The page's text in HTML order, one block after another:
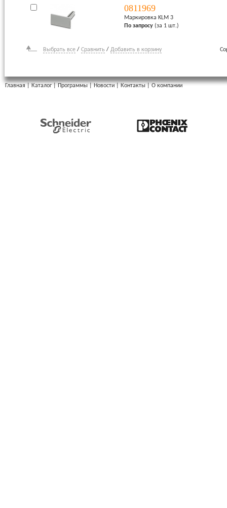
0811969
Маркировка KLM 3
По запросу (за 1 шт.)
Выбрать все / Сравнить / Добавить в корзину
Главная | Каталог | Программы | Новости | Контакты | О компании